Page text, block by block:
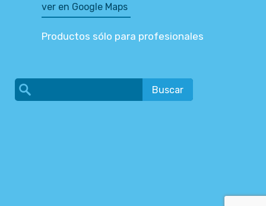
ver en Google Maps
Productos sólo para profesionales
Buscar